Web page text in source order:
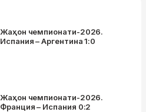
Жаҳон чемпионати-2026.
Испания – Аргентина 1:0
Жаҳон чемпионати-2026.
Франция – Испания 0:2